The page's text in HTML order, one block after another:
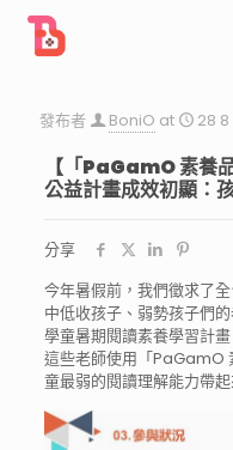
發布者 BoniO at 28 8
【「PaGamO 素養
公益計畫成效初顯：
分享
今年暑假前，我們徵求了
中低收孩子、弱勢孩子們
學童暑期閱讀素養學習計
這些老師使用「PaGamO
童最弱的閱讀理解能力帶起